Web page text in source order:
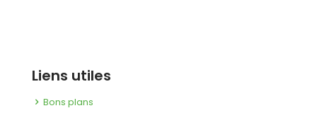
Liens utiles
Bons plans